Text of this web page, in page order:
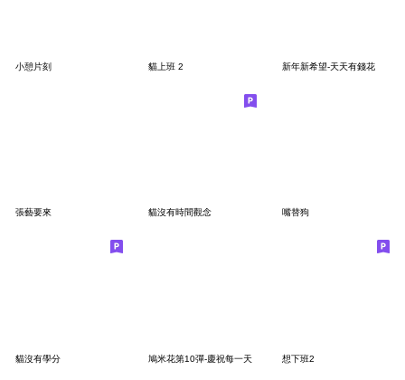
小憩片刻 貓上班 2 新年新希望-天天有錢花
張藝要來 貓沒有時間觀念 嘴替狗
貓沒有學分 鳩米花第10彈-慶祝每一天 想下班2